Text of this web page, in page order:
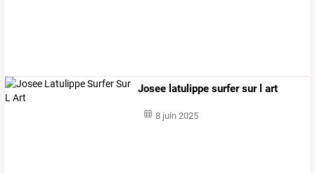
Josee latulippe surfer sur l art
8 juin 2025